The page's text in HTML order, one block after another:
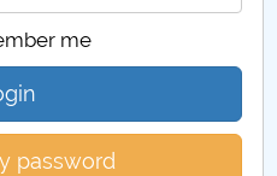
me
password